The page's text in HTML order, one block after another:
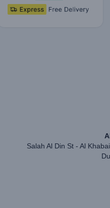
Salah Al Din St - Al